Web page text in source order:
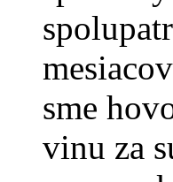
sme
vinu za